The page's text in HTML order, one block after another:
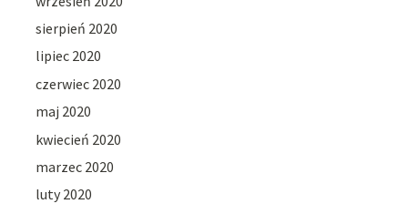
sierpień 2020
lipiec 2020
czerwiec 2020
maj 2020
kwiecień 2020
marzec 2020
luty 2020